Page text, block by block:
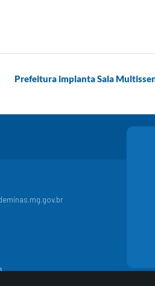
Prefeitura implanta Sala